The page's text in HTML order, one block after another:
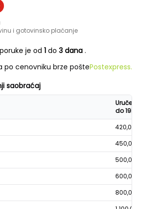
i gotovinsko plaćanje
je od 1 do 3 dana .
po cenovniku brze poštePostexpress.
saobraćaj
Uručenje
do 19h
420,00
450,00
500,00
600,00
800,00